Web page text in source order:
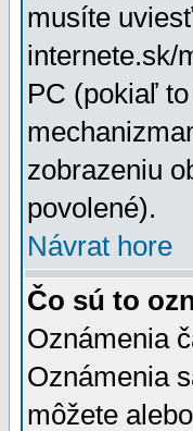
musíte
internete.sk/
PC (pokiaľ
zobrazeniu
povolené).
Návrat hore
Čo sú to
Oznámenia
Oznámenia
môžete